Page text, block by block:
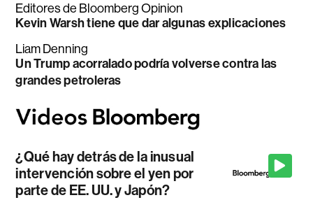
Editores de Bloomberg Opinion
Kevin Warsh tiene que dar algunas explicaciones
Liam Denning
Un Trump acorralado podría volverse contra las
grandes petroleras
¿Qué hay detrás de la inusual
intervención sobre el yen por
parte de EE. UU. y Japón?